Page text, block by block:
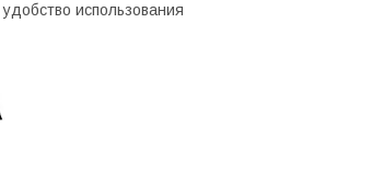
использования